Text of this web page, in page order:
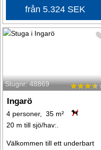
från 5.324 SEK
Stugnr: 48869
Ingarö
4 personer, 35 m²
20 m till sjö/hav:.
Välkommen till ett underbart